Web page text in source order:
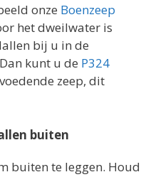
onze Boenzeep
het dweilwater is
bij u in de
kunt u de P324
zeep, dit
buiten
buiten te leggen. Houd